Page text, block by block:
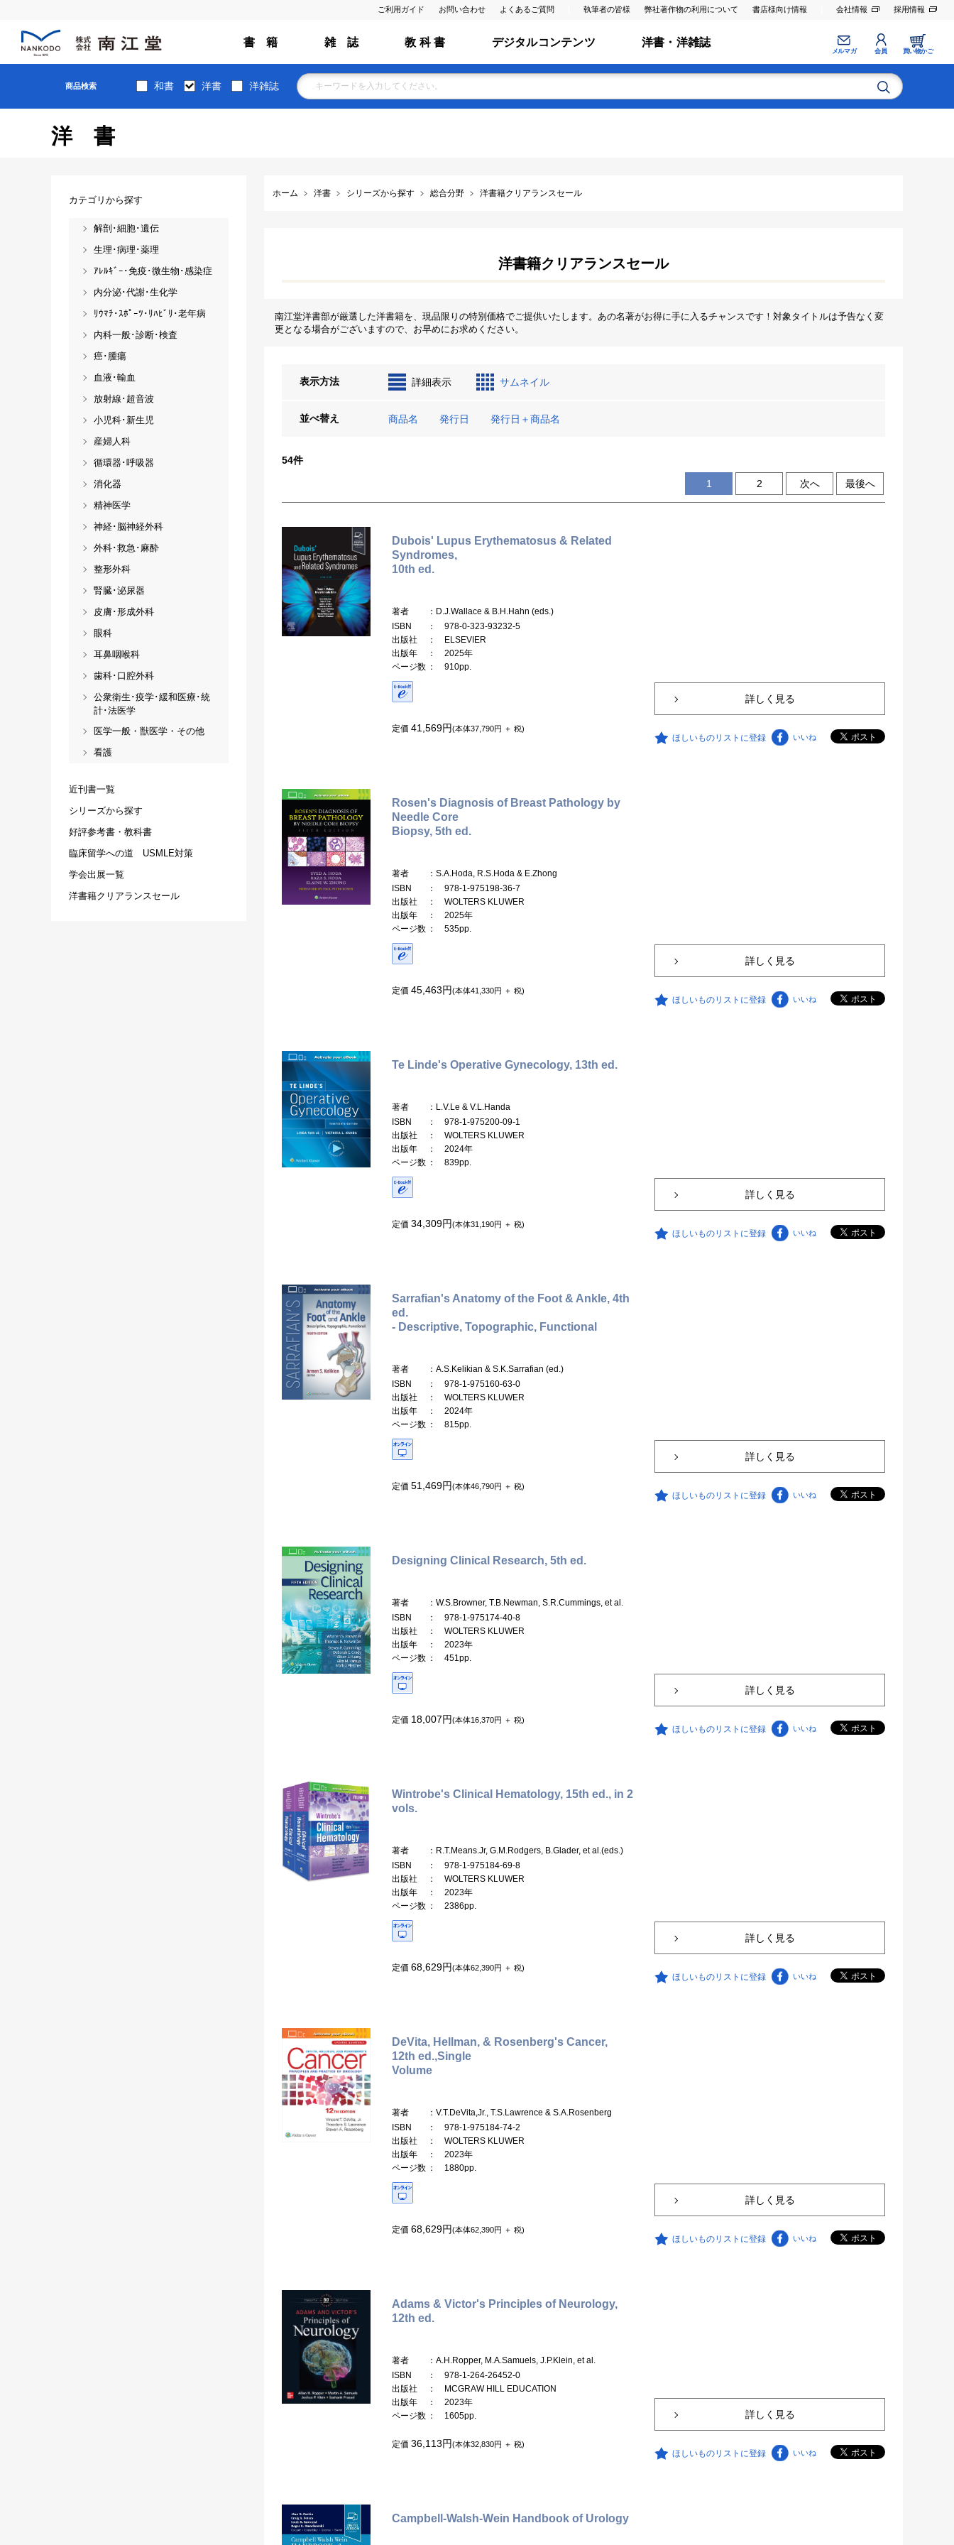
ご利用ガイド お問い合わせ よくあるご質問 執筆者の皆様 弊社著作物の利用について 書店様向け情報 会社情報 採用情報
書 籍 雑 誌 教 科 書 デジタルコンテンツ 洋書・洋雑誌
メルマガ 会員 買い物かご
商品検索 和書 洋書 洋雑誌
洋書
ホーム 洋書 シリーズから探す 総合分野 洋書籍クリアランスセール
洋書籍クリアランスセール
南江堂洋書部が厳選した洋書籍を、現品限りの特別価格でご提供いたします。あの名著がお得に手に入るチャンスです！対象タイトルは予告なく変
更となる場合がございますので、お早めにお求めください。
表示方法 詳細表示 サムネイル
並べ替え 商品名 発行日 発行日＋商品名
54件
1 2 次へ 最後へ
Dubois' Lupus Erythematosus & Related
Syndromes,
10th ed.
著者
：D.J.Wallace & B.H.Hahn (eds.)
ISBN
： 978-0-323-93232-5
出版社
： ELSEVIER
出版年
： 2025年
ページ数 ： 910pp.
定価 41,569円(本体37,790円 ＋ 税)
詳しく見る
ほしいものリストに登録 いいね
Rosen's Diagnosis of Breast Pathology by
Needle Core
Biopsy, 5th ed.
著者
：S.A.Hoda, R.S.Hoda & E.Zhong
ISBN
： 978-1-975198-36-7
出版社
： WOLTERS KLUWER
出版年
： 2025年
ページ数 ： 535pp.
定価 45,463円(本体41,330円 ＋ 税)
詳しく見る
ほしいものリストに登録 いいね
Te Linde's Operative Gynecology, 13th ed.
著者
：L.V.Le & V.L.Handa
ISBN
： 978-1-975200-09-1
出版社
： WOLTERS KLUWER
出版年
： 2024年
ページ数 ： 839pp.
定価 34,309円(本体31,190円 ＋ 税)
詳しく見る
ほしいものリストに登録 いいね
Sarrafian's Anatomy of the Foot & Ankle, 4th
ed.
- Descriptive, Topographic, Functional
著者
：A.S.Kelikian & S.K.Sarrafian (ed.)
ISBN
： 978-1-975160-63-0
出版社
： WOLTERS KLUWER
出版年
： 2024年
ページ数 ： 815pp.
定価 51,469円(本体46,790円 ＋ 税)
詳しく見る
ほしいものリストに登録 いいね
Designing Clinical Research, 5th ed.
著者
：W.S.Browner, T.B.Newman, S.R.Cummings, et al.
ISBN
： 978-1-975174-40-8
出版社
： WOLTERS KLUWER
出版年
： 2023年
ページ数 ： 451pp.
定価 18,007円(本体16,370円 ＋ 税)
詳しく見る
ほしいものリストに登録 いいね
Wintrobe's Clinical Hematology, 15th ed., in 2
vols.
著者
：R.T.Means.Jr, G.M.Rodgers, B.Glader, et al.(eds.)
ISBN
： 978-1-975184-69-8
出版社
： WOLTERS KLUWER
出版年
： 2023年
ページ数 ： 2386pp.
定価 68,629円(本体62,390円 ＋ 税)
詳しく見る
ほしいものリストに登録 いいね
DeVita, Hellman, & Rosenberg's Cancer,
12th ed.,Single
Volume
著者
：V.T.DeVita,Jr., T.S.Lawrence & S.A.Rosenberg
ISBN
： 978-1-975184-74-2
出版社
： WOLTERS KLUWER
出版年
： 2023年
ページ数 ： 1880pp.
定価 68,629円(本体62,390円 ＋ 税)
詳しく見る
ほしいものリストに登録 いいね
Adams & Victor's Principles of Neurology,
12th ed.
著者
：A.H.Ropper, M.A.Samuels, J.P.Klein, et al.
ISBN
： 978-1-264-26452-0
出版社
： MCGRAW HILL EDUCATION
出版年
： 2023年
ページ数 ： 1605pp.
定価 36,113円(本体32,830円 ＋ 税)
詳しく見る
ほしいものリストに登録 いいね
Campbell-Walsh-Wein Handbook of Urology
カテゴリから探す
解剖･細胞･遺伝
生理･病理･薬理
ｱﾚﾙｷﾞｰ･免疫･微生物･感染症
内分泌･代謝･生化学
ﾘｳﾏﾁ･ｽﾎﾟｰﾂ･ﾘﾊﾋﾞﾘ･老年病
内科一般･診断･検査
癌･腫瘍
血液･輸血
放射線･超音波
小児科･新生児
産婦人科
循環器･呼吸器
消化器
精神医学
神経･脳神経外科
外科･救急･麻酔
整形外科
腎臓･泌尿器
皮膚･形成外科
眼科
耳鼻咽喉科
歯科･口腔外科
公衆衛生･疫学･緩和医療･統
計･法医学
医学一般・獣医学・その他
看護
近刊書一覧
シリーズから探す
好評参考書・教科書
臨床留学への道 USMLE対策
学会出展一覧
洋書籍クリアランスセール